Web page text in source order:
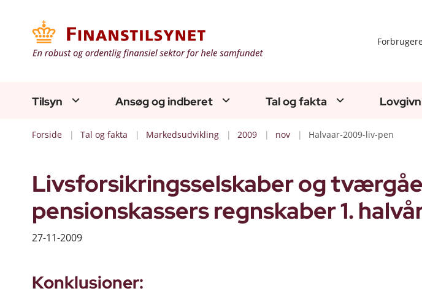
Tilsyn Ansøg og indberet Tal og fakta
Forside Tal og fakta Markedsudvikling 2009 nov Halvaar-2009-liv-pen
Livsforsikringsselskaber og
pensionskassers regnskaber 1.
27-11-2009
Konklusioner: